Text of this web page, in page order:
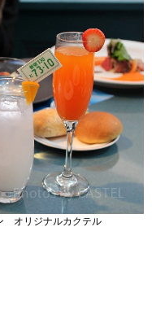
オリジナルカクテル